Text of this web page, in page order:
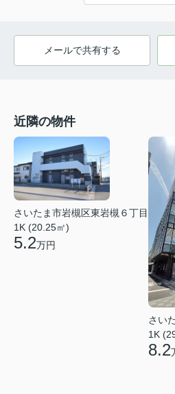
メールで共有する
近隣の物件
さいたま市岩槻区東岩槻６丁目
1K (20.25㎡)
5.2万円
さい
1K
8.2